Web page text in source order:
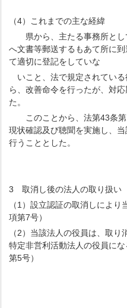
（4）これまでの主な経緯
県から、主たる事務所とし
へ文書等郵送するもあて所に
て適切に登記をしていな
いこと、法で規定されてい
ら、改善命令を行ったが、対
た。
このことから、法第43条第
現状確認及び聴聞を実施し、
行うこととした。
3 取消し後の法人の取り扱い
（1）設立認証の取消しによ
項第7号）
（2）当該法人の役員は、取
特定非営利活動法人の役員に
第5号）